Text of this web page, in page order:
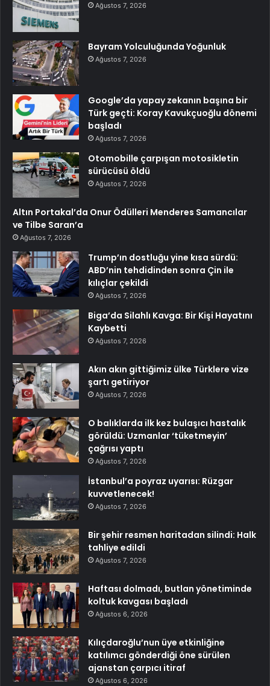
Ağustos 7, 2026
Bayram Yolculuğunda Yoğunluk
Ağustos 7, 2026
Google’da yapay zekanın başına bir
Türk geçti: Koray Kavukçuoğlu dönemi
başladı
Ağustos 7, 2026
Otomobille çarpışan motosikletin
sürücüsü öldü
Ağustos 7, 2026
Altın Portakal’da Onur Ödülleri Menderes Samancılar
ve Tilbe Saran’a
Ağustos 7, 2026
Trump’ın dostluğu yine kısa sürdü:
ABD’nin tehdidinden sonra Çin ile
kılıçlar çekildi
Ağustos 7, 2026
Biga’da Silahlı Kavga: Bir Kişi Hayatını
Kaybetti
Ağustos 7, 2026
Akın akın gittiğimiz ülke Türklere vize
şartı getiriyor
Ağustos 7, 2026
O balıklarda ilk kez bulaşıcı hastalık
görüldü: Uzmanlar ‘tüketmeyin’
çağrısı yaptı
Ağustos 7, 2026
İstanbul’a poyraz uyarısı: Rüzgar
kuvvetlenecek!
Ağustos 7, 2026
Bir şehir resmen haritadan silindi: Halk
tahliye edildi
Ağustos 7, 2026
Haftası dolmadı, butlan yönetiminde
koltuk kavgası başladı
Ağustos 6, 2026
Kılıçdaroğlu’nun üye etkinliğine
katılımcı gönderdiği öne sürülen
ajanstan çarpıcı itiraf
Ağustos 6, 2026